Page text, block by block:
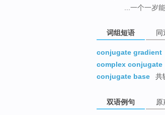
...一个一岁
词组短语 同
conjugate gradient
complex conjugate
conjugate base
共
双语例句 原